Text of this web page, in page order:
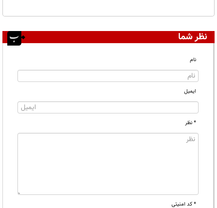
نظر شما
نام
ایمیل
* نظر
* کد امنیتی